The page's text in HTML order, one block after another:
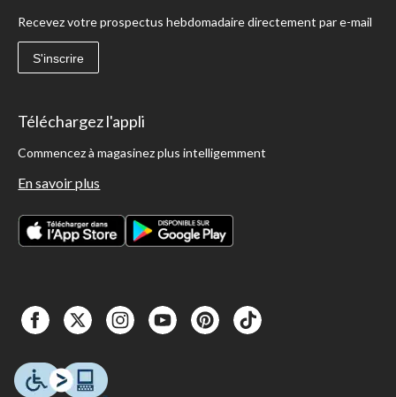
Recevez votre prospectus hebdomadaire directement par e-mail
S'inscrire
Téléchargez l'appli
Commencez à magasinez plus intelligemment
En savoir plus